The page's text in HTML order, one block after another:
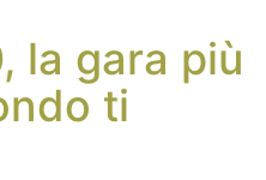
la gara più
ti